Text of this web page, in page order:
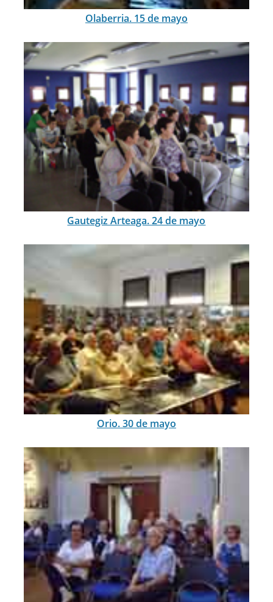
Olaberria. 15 de mayo
Gautegiz Arteaga. 24 de mayo
Orio. 30 de mayo